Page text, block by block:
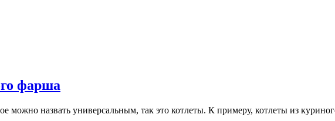
фарша
можно назвать универсальным, так это котлеты. К примеру, котлеты из